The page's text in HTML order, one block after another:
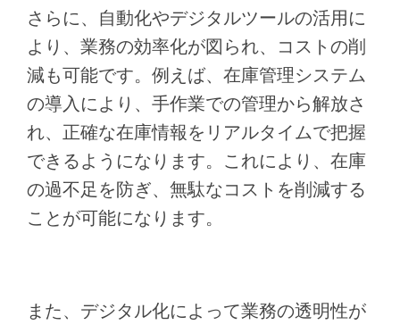
さらに、自動化やデジタルツールの活用に
より、業務の効率化が図られ、コストの削
減も可能です。例えば、在庫管理システム
の導入により、手作業での管理から解放さ
れ、正確な在庫情報をリアルタイムで把握
できるようになります。これにより、在庫
の過不足を防ぎ、無駄なコストを削減する
ことが可能になります。
また、デジタル化によって業務の透明性が